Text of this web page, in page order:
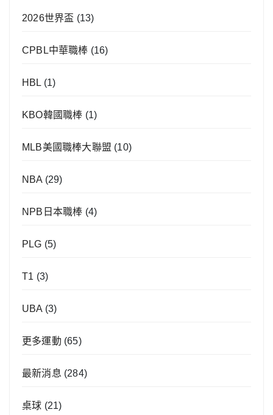
2026世界盃 (13)
CPBL中華職棒 (16)
HBL (1)
KBO韓國職棒 (1)
MLB美國職棒大聯盟 (10)
NBA (29)
NPB日本職棒 (4)
PLG (5)
T1 (3)
UBA (3)
更多運動 (65)
最新消息 (284)
桌球 (21)